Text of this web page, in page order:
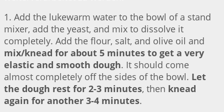
1. Add the lukewarm water to the bowl of a stand
mixer, add the yeast, and mix to dissolve it
completely. Add the flour, salt, and olive oil and
mix/knead for about 5 minutes to get a very
elastic and smooth dough. It should come
almost completely off the sides of the bowl. Let
the dough rest for 2-3 minutes, then knead
again for another 3-4 minutes.